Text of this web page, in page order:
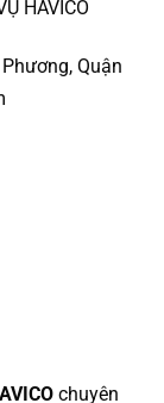
HAVICO
Quận
chuyên